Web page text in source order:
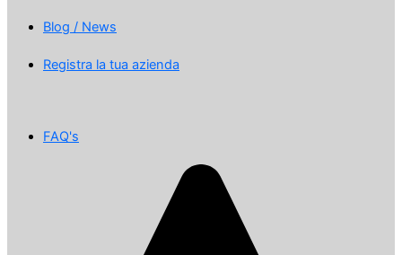
Blog / News
Registra la tua azienda
FAQ's